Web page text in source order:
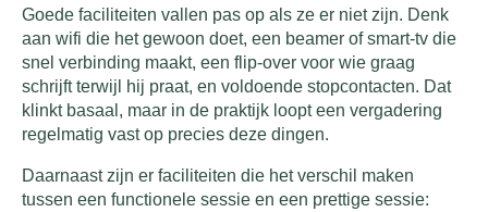
Goede faciliteiten vallen pas op als ze er niet zijn. Denk
aan wifi die het gewoon doet, een beamer of smart-tv die
snel verbinding maakt, een flip-over voor wie graag
schrijft terwijl hij praat, en voldoende stopcontacten. Dat
klinkt basaal, maar in de praktijk loopt een vergadering
regelmatig vast op precies deze dingen.
Daarnaast zijn er faciliteiten die het verschil maken
tussen een functionele sessie en een prettige sessie: